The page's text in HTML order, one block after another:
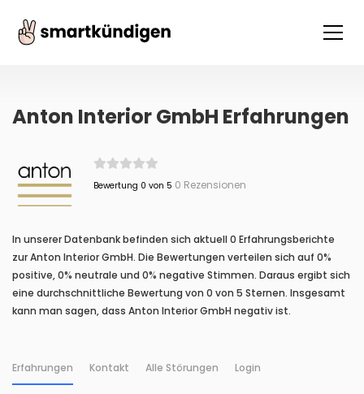
Anton Interior GmbH Erfahrungen
Bewertung 0 von 5 0 Rezensionen
In unserer Datenbank befinden sich aktuell 0 Erfahrungsberichte
zur Anton Interior GmbH. Die Bewertungen verteilen sich auf 0%
positive, 0% neutrale und 0% negative Stimmen. Daraus ergibt sich
eine durchschnittliche Bewertung von 0 von 5 Sternen. Insgesamt
kann man sagen, dass Anton Interior GmbH negativ ist.
Erfahrungen Kontakt Alle Störungen Login